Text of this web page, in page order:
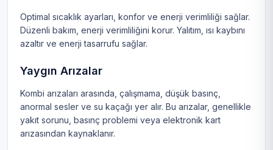
Optimal sıcaklık ayarları, konfor ve enerji verimliliği sağlar.
Düzenli bakım, enerji verimliliğini korur. Yalıtım, ısı kaybını
azaltır ve enerji tasarrufu sağlar.
Yaygın Arızalar
Kombi arızaları arasında, çalışmama, düşük basınç,
anormal sesler ve su kaçağı yer alır. Bu arızalar, genellikle
yakıt sorunu, basınç problemi veya elektronik kart
arızasından kaynaklanır.